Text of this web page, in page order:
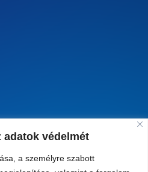
adatok védelmét
a személyre szabott